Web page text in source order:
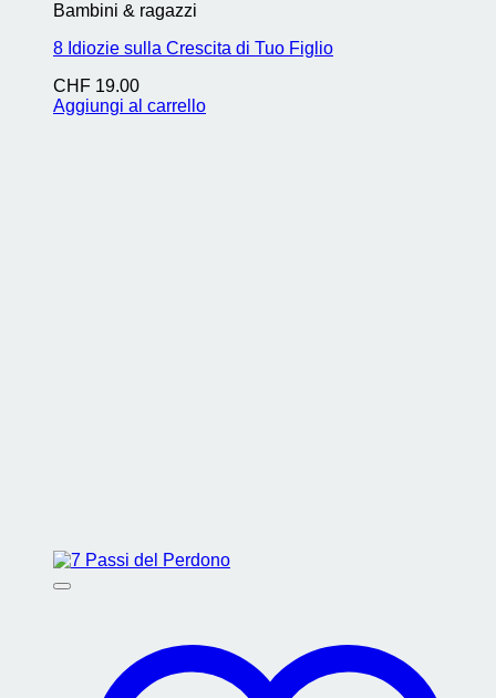
Bambini & ragazzi
8 Idiozie sulla Crescita di Tuo Figlio
CHF 19.00
Aggiungi al carrello